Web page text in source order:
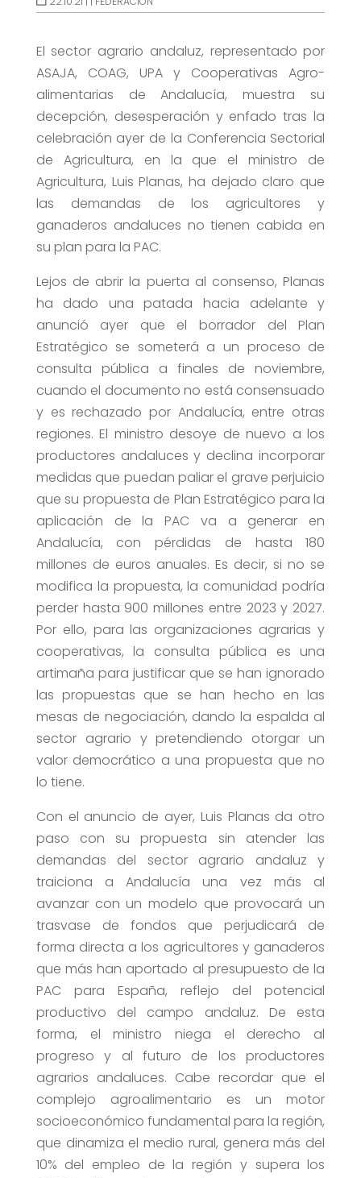
El sector agrario andaluz, representado por
ASAJA, COAG, UPA y Cooperativas Agro-
alimentarias de Andalucía, muestra su
decepción, desesperación y enfado tras la
celebración ayer de la Conferencia Sectorial
de Agricultura, en la que el ministro de
Agricultura, Luis Planas, ha dejado claro que
las demandas de los agricultores y
ganaderos andaluces no tienen cabida en
su plan para la PAC.
Lejos de abrir la puerta al consenso, Planas
ha dado una patada hacia adelante y
anunció ayer que el borrador del Plan
Estratégico se someterá a un proceso de
consulta pública a finales de noviembre,
cuando el documento no está consensuado
y es rechazado por Andalucía, entre otras
regiones. El ministro desoye de nuevo a los
productores andaluces y declina incorporar
medidas que puedan paliar el grave perjuicio
que su propuesta de Plan Estratégico para la
aplicación de la PAC va a generar en
Andalucía, con pérdidas de hasta 180
millones de euros anuales. Es decir, si no se
modifica la propuesta, la comunidad podría
perder hasta 900 millones entre 2023 y 2027.
Por ello, para las organizaciones agrarias y
cooperativas, la consulta pública es una
artimaña para justificar que se han ignorado
las propuestas que se han hecho en las
mesas de negociación, dando la espalda al
sector agrario y pretendiendo otorgar un
valor democrático a una propuesta que no
lo tiene.
Con el anuncio de ayer, Luis Planas da otro
paso con su propuesta sin atender las
demandas del sector agrario andaluz y
traiciona a Andalucía una vez más al
avanzar con un modelo que provocará un
trasvase de fondos que perjudicará de
forma directa a los agricultores y ganaderos
que más han aportado al presupuesto de la
PAC para España, reflejo del potencial
productivo del campo andaluz. De esta
forma, el ministro niega el derecho al
progreso y al futuro de los productores
agrarios andaluces. Cabe recordar que el
complejo agroalimentario es un motor
socioeconómico fundamental para la región,
que dinamiza el medio rural, genera más del
10% del empleo de la región y supera los